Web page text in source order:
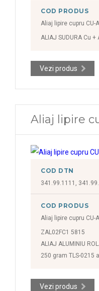
COD PRODUS
Aliaj lipire cupru CU-
ALIAJ SUDURA Cu +
Vezi produs
Aliaj lipire
COD DTN
341.99.1111,
COD PRODUS
Aliaj lipire cupru CU-
ZAL02FC1 5815
ALIAJ ALUMINIU
250 gram TLS-0215
Vezi produs